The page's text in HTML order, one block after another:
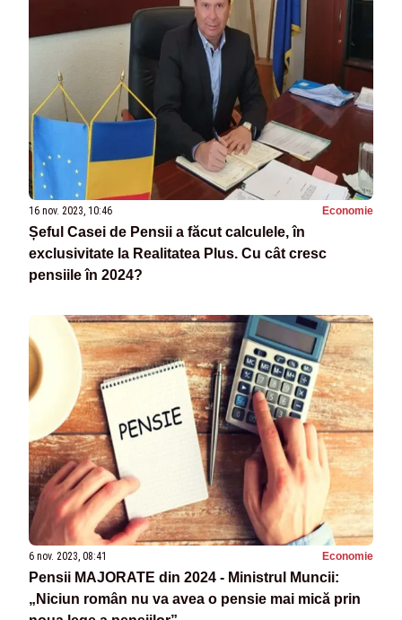
16 nov. 2023, 10:46 Economie
Șeful Casei de Pensii a făcut calculele, în
exclusivitate la Realitatea Plus. Cu cât cresc
pensiile în 2024?
6 nov. 2023, 08:41 Economie
Pensii MAJORATE din 2024 - Ministrul Muncii:
„Niciun român nu va avea o pensie mai mică prin